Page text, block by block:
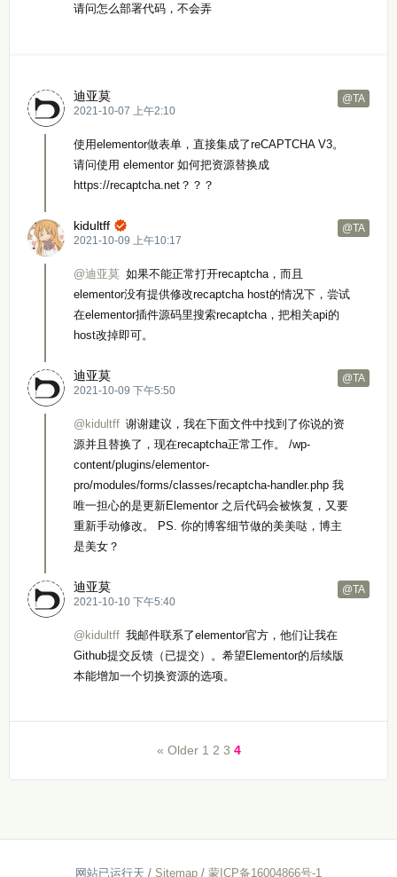
请问怎么部署代码，不会弄
迪亚莫
@TA
2021-10-07 上午2:10
使用elementor做表单，直接集成了reCAPTCHA V3。
请问使用 elementor 如何把资源替换成
https://recaptcha.net？？？
kidultff @TA

2021-10-09 上午10:17
@迪亚莫 如果不能正常打开recaptcha，而且
elementor没有提供修改recaptcha host的情况下，尝试
在elementor插件源码里搜索recaptcha，把相关api的
host改掉即可。
迪亚莫
@TA
2021-10-09 下午5:50
@kidultff 谢谢建议，我在下面文件中找到了你说的资
源并且替换了，现在recaptcha正常工作。 /wp-
content/plugins/elementor-
pro/modules/forms/classes/recaptcha-handler.php 我
唯一担心的是更新Elementor 之后代码会被恢复，又要
重新手动修改。 PS. 你的博客细节做的美美哒，博主
是美女？
迪亚莫
@TA
2021-10-10 下午5:40
@kidultff 我邮件联系了elementor官方，他们让我在
Github提交反馈（已提交）。希望Elementor的后续版
本能增加一个切换资源的选项。
« Older 1 2 3 4
网站已运行天 / Sitemap / 蒙ICP备16004866号-1